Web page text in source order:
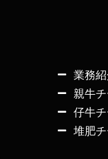
業務
親牛
仔牛
堆肥